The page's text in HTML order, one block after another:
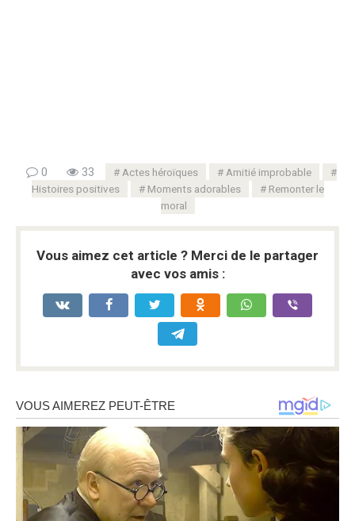
0 33 Actes héroïques
Amitié improbable
Histoires positives
Moments adorables
Remonter le
moral
Vous aimez cet article ? Merci de le partager
avec vos amis :